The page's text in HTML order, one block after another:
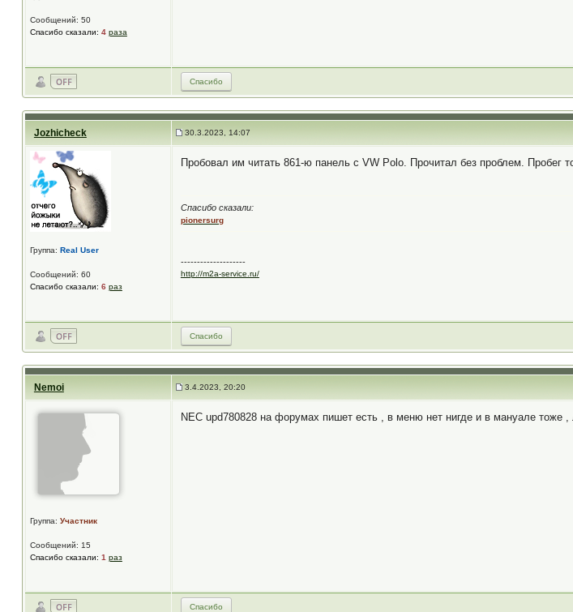
Сообщений: 50
Спасибо сказали: 4 раза
Спасибо
Jozhicheck 30.3.2023, 14:07
Группа: Real User
Сообщений: 60
Спасибо сказали: 6 раз
Пробовал им читать 861-ю панель с VW Polo. Прочитал без проблем. Пробег
Спасибо сказали:
pionersurg
--------------------
http://m2a-service.ru/
Спасибо
Nemoi 3.4.2023, 20:20
Группа: Участник
Сообщений: 15
Спасибо сказали: 1 раз
NEC upd780828 на форумах пишет есть , в меню нет нигде и в мануале тоже
Спасибо